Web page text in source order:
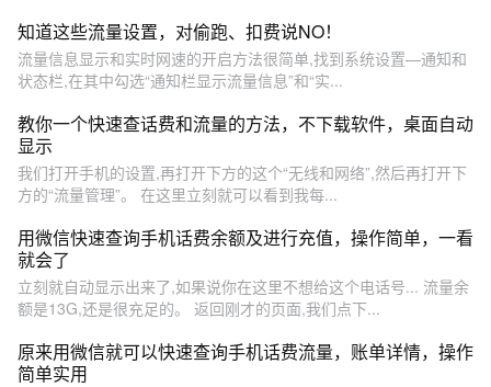
知道这些流量设置，对偷跑、扣费说NO！
流量信息显示和实时网速的开启方法很简单,找到系统设置—通知和
状态栏,在其中勾选“通知栏显示流量信息”和“实...
教你一个快速查话费和流量的方法，不下载软件，桌面自动
显示
我们打开手机的设置,再打开下方的这个“无线和网络”,然后再打开下
方的“流量管理”。 在这里立刻就可以看到我每...
用微信快速查询手机话费余额及进行充值，操作简单，一看
就会了
立刻就自动显示出来了,如果说你在这里不想给这个电话号... 流量余
额是13G,还是很充足的。 返回刚才的页面,我们点下...
原来用微信就可以快速查询手机话费流量，账单详情，操作
简单实用